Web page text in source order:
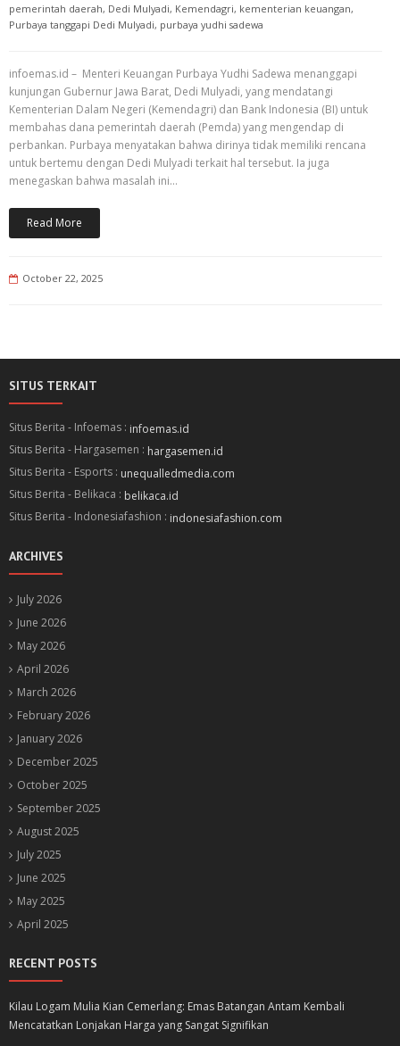
pemerintah daerah, Dedi Mulyadi, Kemendagri, kementerian keuangan,
Purbaya tanggapi Dedi Mulyadi, purbaya yudhi sadewa
infoemas.id – Menteri Keuangan Purbaya Yudhi Sadewa menanggapi
kunjungan Gubernur Jawa Barat, Dedi Mulyadi, yang mendatangi
Kementerian Dalam Negeri (Kemendagri) dan Bank Indonesia (BI) untuk
membahas dana pemerintah daerah (Pemda) yang mengendap di
perbankan. Purbaya menyatakan bahwa dirinya tidak memiliki rencana
untuk bertemu dengan Dedi Mulyadi terkait hal tersebut. Ia juga
menegaskan bahwa masalah ini…
Read More
October 22, 2025
SITUS TERKAIT
Situs Berita - Infoemas : infoemas.id
Situs Berita - Hargasemen : hargasemen.id
Situs Berita - Esports : unequalledmedia.com
Situs Berita - Belikaca : belikaca.id
Situs Berita - Indonesiafashion : indonesiafashion.com
ARCHIVES
July 2026
June 2026
May 2026
April 2026
March 2026
February 2026
January 2026
December 2025
October 2025
September 2025
August 2025
July 2025
June 2025
May 2025
April 2025
RECENT POSTS
Kilau Logam Mulia Kian Cemerlang: Emas Batangan Antam Kembali
Mencatatkan Lonjakan Harga yang Sangat Signifikan